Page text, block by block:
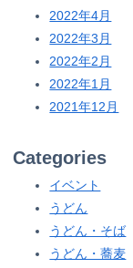
2022年4月
2022年3月
2022年2月
2022年1月
2021年12月
Categories
イベント
うどん
うどん・そば
うどん・蕎麦